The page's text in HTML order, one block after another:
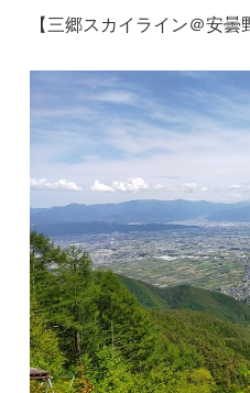
【三郷スカイライン＠安曇